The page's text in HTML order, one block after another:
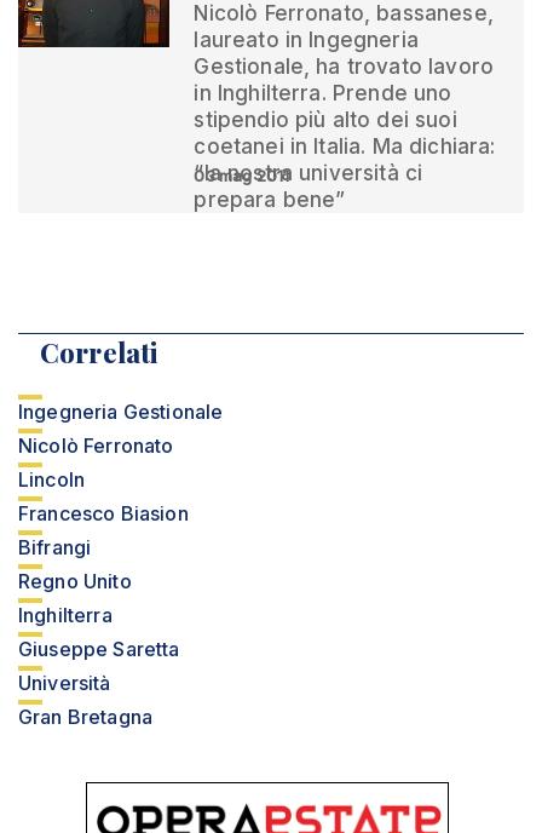
Nicolò Ferronato, bassanese,
laureato in Ingegneria
Gestionale, ha trovato lavoro
in Inghilterra. Prende uno
stipendio più alto dei suoi
coetanei in Italia. Ma dichiara:
“la nostra università ci
prepara bene”
03 mag 2011
Correlati
Ingegneria Gestionale
Nicolò Ferronato
Lincoln
Francesco Biasion
Bifrangi
Regno Unito
Inghilterra
Giuseppe Saretta
Università
Gran Bretagna